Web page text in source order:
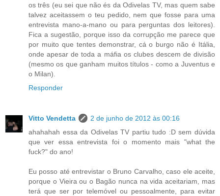
os três (eu sei que não és da Odivelas TV, mas quem sabe
talvez aceitassem o teu pedido, nem que fosse para uma
entrevista mano-a-mano ou para perguntas dos leitores).
Fica a sugestão, porque isso da corrupção me parece que
por muito que tentes demonstrar, cá o burgo não é Itália,
onde apesar de toda a máfia os clubes descem de divisão
(mesmo os que ganham muitos títulos - como a Juventus e
o Milan).
Responder
Vitto Vendetta
2 de junho de 2012 às 00:16
ahahahah essa da Odivelas TV partiu tudo :D sem dúvida
que ver essa entrevista foi o momento mais "what the
fuck?" do ano!
Eu posso até entrevistar o Bruno Carvalho, caso ele aceite,
porque o Vieira ou o Bagão nunca na vida aceitariam, mas
terá que ser por telemóvel ou pessoalmente, para evitar